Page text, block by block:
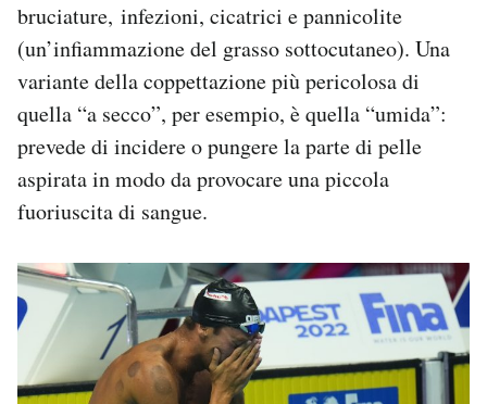
bruciature, infezioni, cicatrici e pannicolite
(un’infiammazione del grasso sottocutaneo). Una
variante della coppettazione più pericolosa di
quella “a secco”, per esempio, è quella “umida”:
prevede di incidere o pungere la parte di pelle
aspirata in modo da provocare una piccola
fuoriuscita di sangue.